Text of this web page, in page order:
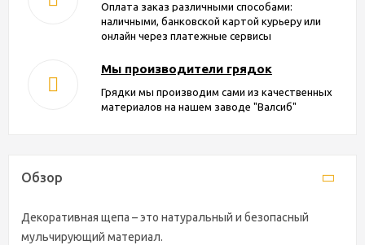
Оплата заказ различными способами:
наличными, банковской картой курьеру или
онлайн через платежные сервисы
Мы производители грядок
Грядки мы производим сами из качественных
материалов на нашем заводе "Валсиб"
Обзор
Декоративная щепа – это натуральный и безопасный
мульчирующий материал.